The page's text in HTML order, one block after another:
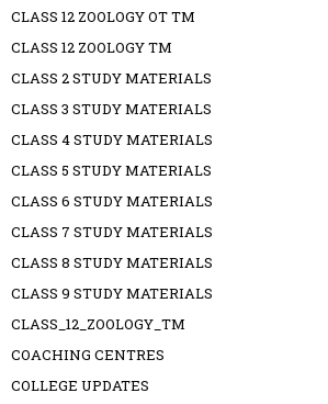
CLASS 12 ZOOLOGY OT TM
CLASS 12 ZOOLOGY TM
CLASS 2 STUDY MATERIALS
CLASS 3 STUDY MATERIALS
CLASS 4 STUDY MATERIALS
CLASS 5 STUDY MATERIALS
CLASS 6 STUDY MATERIALS
CLASS 7 STUDY MATERIALS
CLASS 8 STUDY MATERIALS
CLASS 9 STUDY MATERIALS
CLASS_12_ZOOLOGY_TM
COACHING CENTRES
COLLEGE UPDATES